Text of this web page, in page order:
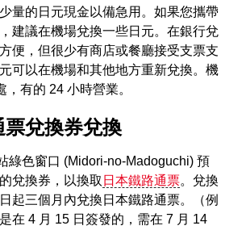
量的日元現金以備急用。如果您攜帶
建議在機場兌換一些日元。在銀行兌
便，但很少有商店或餐廳接受支票支
可以在機場和其他地方重新兌換。機
有的 24 小時營業。
票兌換券兌換
綠色窗口 (Midori-no-Madoguchi) 預
兌換券，以換取 日本鐵路通票。兌換
起三個月內兌換日本鐵路通票。（例
在 4 月 15 日簽發的，需在 7 月 14